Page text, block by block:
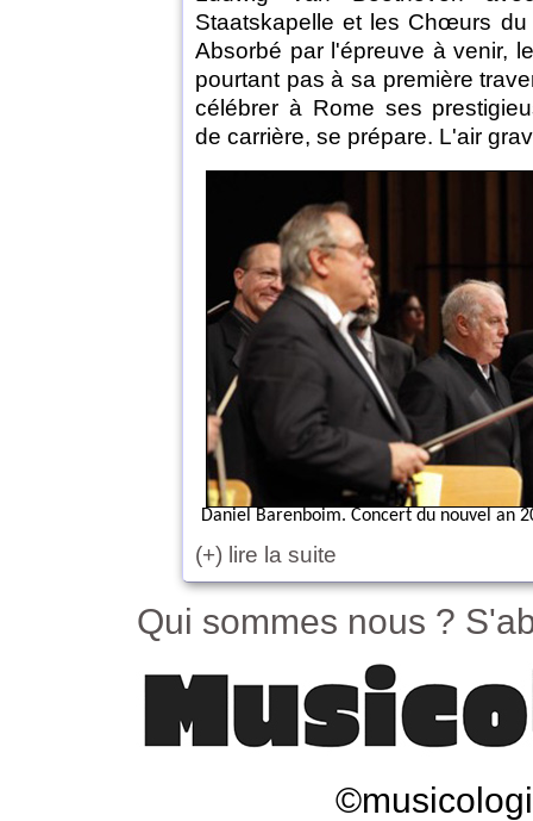
Staatskapelle et les Chœurs du
Absorbé par l'épreuve à venir,
pourtant pas à sa première
célébrer à Rome ses
de carrière, se prépare. L'air
Daniel Barenboim. Concert du nouvel an
(+) lire la suite
Qui sommes nous ?